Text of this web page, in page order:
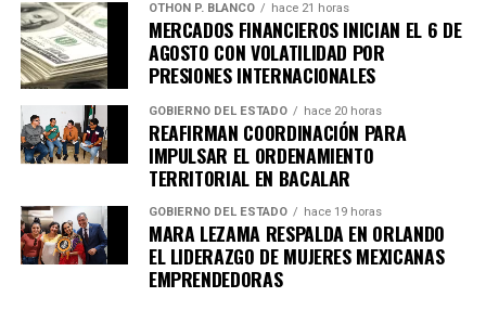
OTHON P. BLANCO hace 21 horas
MERCADOS FINANCIEROS INICIAN EL 6 DE
AGOSTO CON VOLATILIDAD POR
PRESIONES INTERNACIONALES
GOBIERNO DEL ESTADO hace 20 horas
REAFIRMAN COORDINACIÓN PARA
IMPULSAR EL ORDENAMIENTO
TERRITORIAL EN BACALAR
GOBIERNO DEL ESTADO hace 19 horas
MARA LEZAMA RESPALDA EN ORLANDO
EL LIDERAZGO DE MUJERES MEXICANAS
EMPRENDEDORAS